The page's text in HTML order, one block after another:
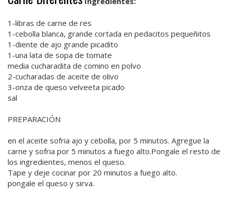
1-libras de carne de res
1-cebolla blanca, grande cortada en pedacitos pequeñitos
1-diente de ajo grande picadito
1-una lata de sopa de tomate
media cucharadita de comino en polvo
2-cucharadas de aceite de olivo
3-onza de queso velveeta picado
sal
PREPARACIÓN
en el aceite sofria ajo y cebolla, por 5 minutos. Agregue la
carne y sofria por 5 minutos a fuego alto.Pongale el resto de
los ingredientes, menos el queso.
Tape y deje cocinar por 20 minutos a fuego alto.
pongale el queso y sirva.